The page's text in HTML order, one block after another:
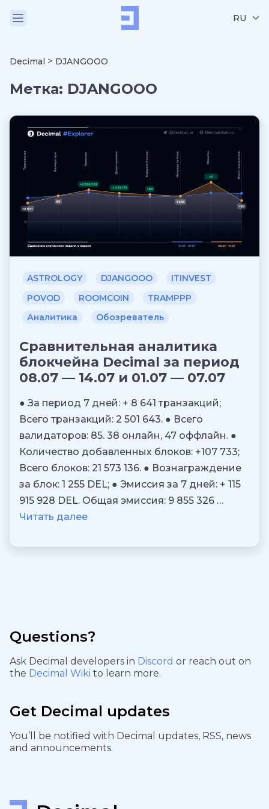
RU
Decimal > DJANGOOO
Метка: DJANGOOO
ASTROLOGY DJANGOOO
ITINVEST
POVOD
ROOMCOIN
TRAMPPP
Аналитика
Обозреватель
Сравнительная аналитика
блокчейна Decimal за период
08.07 — 14.07 и 01.07 — 07.07
● За период 7 дней: + 8 641 транзакций;
Всего транзакций: 2 501 643. ● Всего
валидаторов: 85. 38 онлайн, 47 оффлайн. ●
Количество добавленных блоков: +107 733;
Всего блоков: 21 573 136. ● Вознаграждение
за блок: 1 255 DEL; ● Эмиссия за 7 дней: + 115
915 928 DEL. Общая эмиссия: 9 855 326 …
Читать далее
Questions?
Ask Decimal developers in Discord or reach out on
the Decimal Wiki to learn more.
Get Decimal updates
You’ll be notified with Decimal updates, RSS, news
and announcements.